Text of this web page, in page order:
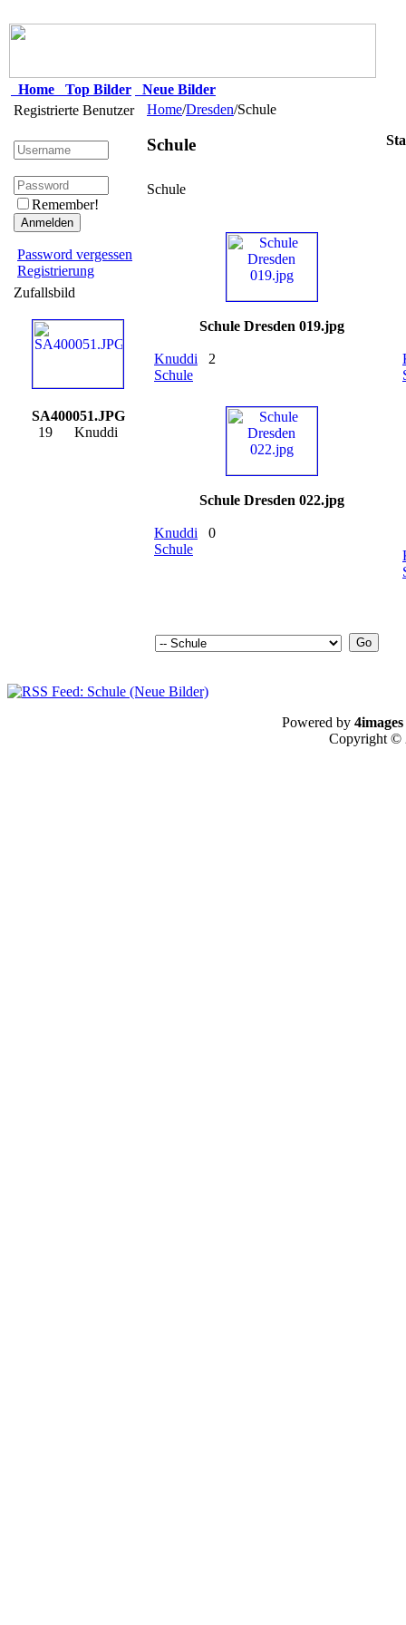
Home Top Bilder
Neue Bilder
Registrierte Benutzer
Remember!
Password vergessen
Registrierung
Zufallsbild
SA400051.JPG
19 Knuddi
Home/Dresden/Schule
Schule
Schule
Schule Dresden 019.jpg
Knuddi
2
Schule
Schule Dresden 022.jpg
Knuddi
0
Schule
Powered by 4images
Copyright ©